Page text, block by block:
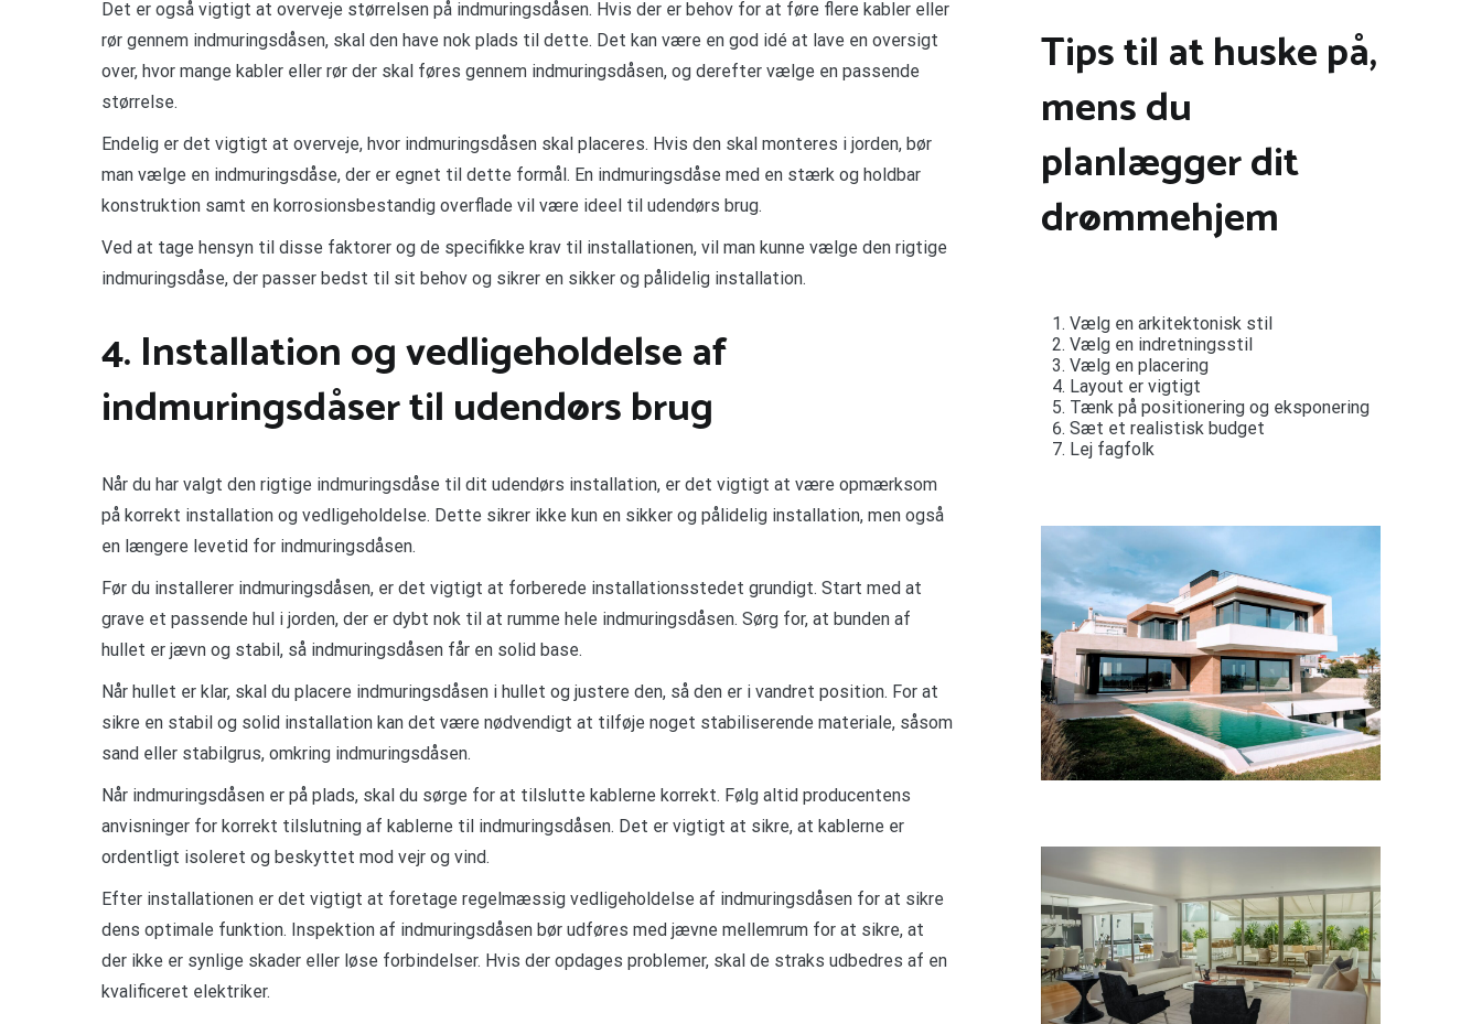
Det er også vigtigt at overveje størrelsen på indmuringsdåsen. Hvis der er behov for at føre flere kabler eller
rør gennem indmuringsdåsen, skal den have nok plads til dette. Det kan være en god idé at lave en oversigt
over, hvor mange kabler eller rør der skal føres gennem indmuringsdåsen, og derefter vælge en passende
størrelse.
Endelig er det vigtigt at overveje, hvor indmuringsdåsen skal placeres. Hvis den skal monteres i jorden, bør
man vælge en indmuringsdåse, der er egnet til dette formål. En indmuringsdåse med en stærk og holdbar
konstruktion samt en korrosionsbestandig overflade vil være ideel til udendørs brug.
Ved at tage hensyn til disse faktorer og de specifikke krav til installationen, vil man kunne vælge den rigtige
indmuringsdåse, der passer bedst til sit behov og sikrer en sikker og pålidelig installation.
4. Installation og vedligeholdelse af
indmuringsdåser til udendørs brug
Når du har valgt den rigtige indmuringsdåse til dit udendørs installation, er det vigtigt at være opmærksom
på korrekt installation og vedligeholdelse. Dette sikrer ikke kun en sikker og pålidelig installation, men også
en længere levetid for indmuringsdåsen.
Før du installerer indmuringsdåsen, er det vigtigt at forberede installationsstedet grundigt. Start med at
grave et passende hul i jorden, der er dybt nok til at rumme hele indmuringsdåsen. Sørg for, at bunden af
hullet er jævn og stabil, så indmuringsdåsen får en solid base.
Når hullet er klar, skal du placere indmuringsdåsen i hullet og justere den, så den er i vandret position. For at
sikre en stabil og solid installation kan det være nødvendigt at tilføje noget stabiliserende materiale, såsom
sand eller stabilgrus, omkring indmuringsdåsen.
Når indmuringsdåsen er på plads, skal du sørge for at tilslutte kablerne korrekt. Følg altid producentens
anvisninger for korrekt tilslutning af kablerne til indmuringsdåsen. Det er vigtigt at sikre, at kablerne er
ordentligt isoleret og beskyttet mod vejr og vind.
Efter installationen er det vigtigt at foretage regelmæssig vedligeholdelse af indmuringsdåsen for at sikre
dens optimale funktion. Inspektion af indmuringsdåsen bør udføres med jævne mellemrum for at sikre, at
der ikke er synlige skader eller løse forbindelser. Hvis der opdages problemer, skal de straks udbedres af en
kvalificeret elektriker.
Tips til at huske på,
mens du
planlægger dit
drømmehjem
Vælg en arkitektonisk stil
Vælg en indretningsstil
Vælg en placering
Layout er vigtigt
Tænk på positionering og eksponering
Sæt et realistisk budget
Lej fagfolk